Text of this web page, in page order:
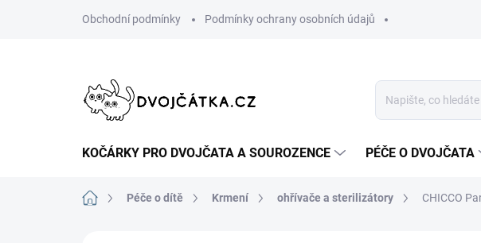
Obchodní podmínky Podmínky ochrany osobních údajů
KOČÁRKY PRO DVOJČATA A SOUROZENCE PÉČE O DVOJČATA
Domů Péče o dítě Krmení ohřívače a sterilizátory CHICCO